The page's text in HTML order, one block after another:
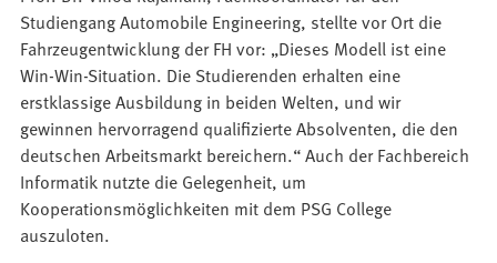
Studiengang Automobile Engineering, stellte vor Ort die
Fahrzeugentwicklung der FH vor: „Dieses Modell ist eine
Win-Win-Situation. Die Studierenden erhalten eine
erstklassige Ausbildung in beiden Welten, und wir
gewinnen hervorragend qualifizierte Absolventen, die den
deutschen Arbeitsmarkt bereichern.“ Auch der Fachbereich
Informatik nutzte die Gelegenheit, um
Kooperationsmöglichkeiten mit dem PSG College
auszuloten.